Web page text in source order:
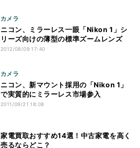
カメラ
ニコン、ミラーレス一眼「Nikon 1」シ
リーズ向けの薄型の標準ズームレンズ
2012/08/09 17:40
カメラ
ニコン、新マウント採用の「Nikon 1」
で実質的にミラーレス市場参入
2011/09/21 18:08
家電買取おすすめ14選！中古家電を高く
売るならどこ？